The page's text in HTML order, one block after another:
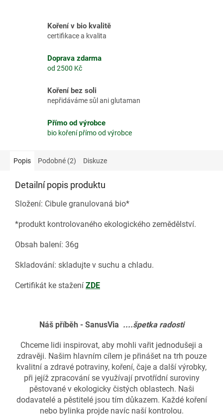
Koření v bio kvalitě
certifikace a kvalita
Doprava zdarma
od 2500 Kč
Koření bez soli
nepřidáváme sůl ani glutaman
Přímo od výrobce
bio koření přímo od výrobce
Popis Podobné (2) Diskuze
Detailní popis produktu
Složení: Cibule granulovaná bio*
*produkt kontrolovaného ekologického zemědělství.
Obsah balení: 36g
Skladování: skladujte v suchu a chladu.
Certifikát ke stažení ZDE
Náš příběh - SanusVia ....špetka radosti
Chceme lidi inspirovat, aby mohli vařit jednodušeji a
zdravěji. Našim hlavním cílem je přinášet na trh pouze
kvalitní a zdravé potraviny, koření, čaje a další výrobky,
při jejíž zpracování se využívají prvotřídní suroviny
pěstované v ekologicky čistých oblastech. Naši
dodavatelé a pěstitelé jsou tím důkazem. Každé koření
nebo bylinka projde navíc naší kontrolou.